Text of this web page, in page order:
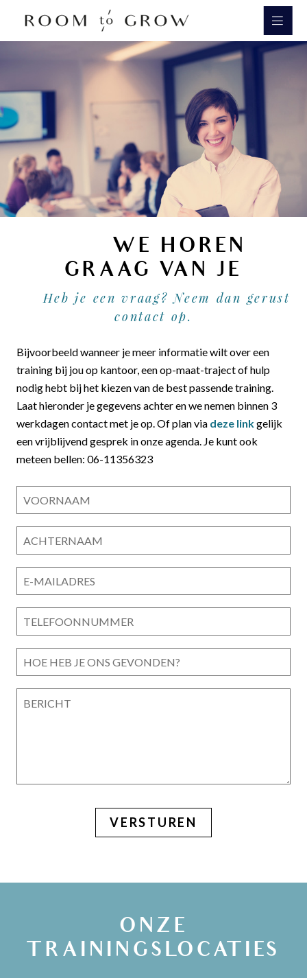
WE HOREN
GRAAG VAN JE
Heb je een vraag? Neem dan gerust
contact op.
Bijvoorbeeld wanneer je meer informatie wilt over een
training bij jou op kantoor, een op-maat-traject of hulp
nodig hebt bij het kiezen van de best passende training.
Laat hieronder je gegevens achter en we nemen binnen 3
werkdagen contact met je op. Of plan via deze linkgelijk
een vrijblijvend gesprek in onze agenda. Je kunt ook
meteen bellen: 06-11356323
VERSTUREN
ONZE
TRAININGSLOCATIES